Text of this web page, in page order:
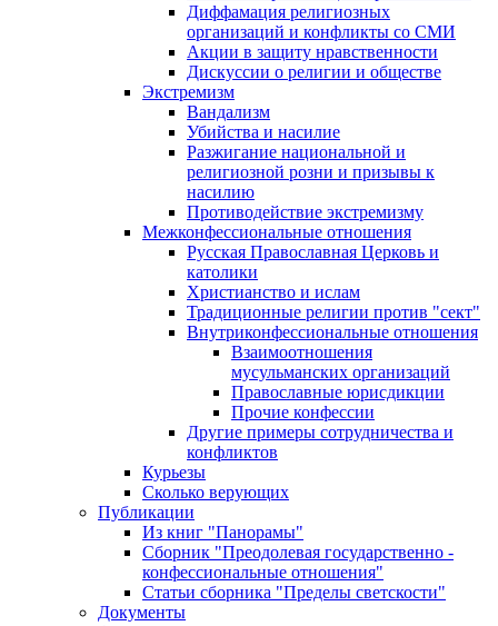
Диффамация религиозных
организаций и конфликты со СМИ
Акции в защиту нравственности
Дискуссии о религии и обществе
Экстремизм
Вандализм
Убийства и насилие
Разжигание национальной и
религиозной розни и призывы к
насилию
Противодействие экстремизму
Межконфессиональные отношения
Русская Православная Церковь и
католики
Христианство и ислам
Традиционные религии против "сект"
Внутриконфессиональные отношения
Взаимоотношения
мусульманских организаций
Православные юрисдикции
Прочие конфессии
Другие примеры сотрудничества и
конфликтов
Курьезы
Сколько верующих
Публикации
Из книг "Панорамы"
Сборник "Преодолевая государственно -
конфессиональные отношения"
Статьи сборника "Пределы светскости"
Документы